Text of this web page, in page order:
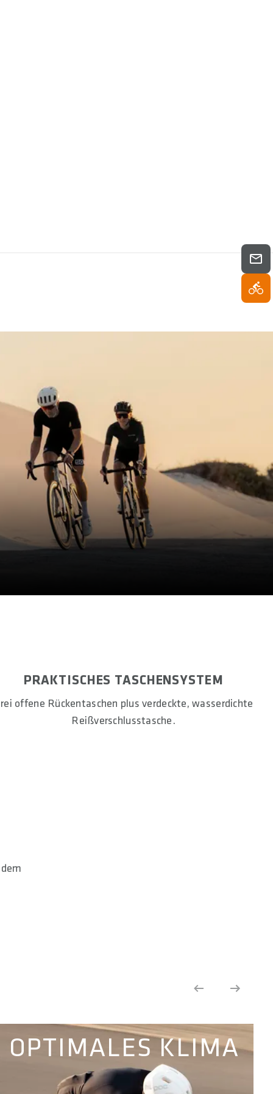
PRAKTISCHES TASCHENSYSTEM
offene Rückentaschen plus verdeckte, wasserdichte
Reißverschlusstasche.
OPTIMALES KLIMA